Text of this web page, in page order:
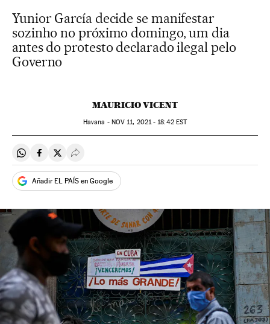
Yunior García decide se manifestar
sozinho no próximo domingo, um dia
antes do protesto declarado ilegal pelo
Governo
MAURICIO VICENT
Havana - NOV 11, 2021 - 18:42EST
Compartir en Whatsapp
Compartir en Facebook
Compartir en Twitter
Desplegar Redes Sociales
Añadir EL PAÍS en Google